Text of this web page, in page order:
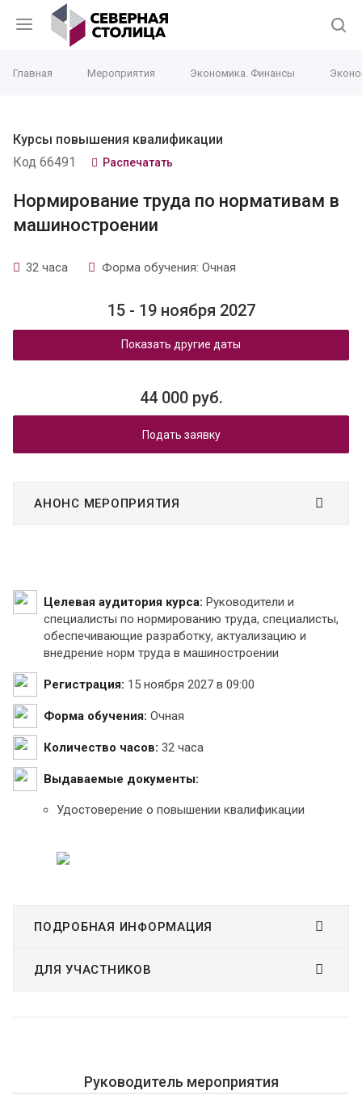
Главная Мероприятия Экономика. Финансы
Курсы повышения квалификации
Код 66491
Распечатать
Нормирование труда по нормативам в
машиностроении
32 часа Форма обучения: Очная
15 - 19 ноября 2027
Показать другие даты
44 000 руб.
Подать заявку
АНОНС МЕРОПРИЯТИЯ
Целевая аудитория курса: Руководители и
специалисты по нормированию труда, специалисты,
обеспечивающие разработку, актуализацию и
внедрение норм труда в машиностроении
Регистрация: 15 ноября 2027 в 09:00
Форма обучения: Очная
Количество часов: 32 часа
Выдаваемые документы:
Удостоверение о повышении квалификации
ПОДРОБНАЯ ИНФОРМАЦИЯ
ДЛЯ УЧАСТНИКОВ
Руководитель мероприятия